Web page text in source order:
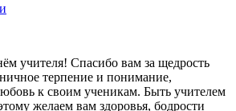
учителя! Спасибо вам за щедрость
терпение и понимание,
к своим ученикам. Быть учителем
желаем вам здоровья, бодрости